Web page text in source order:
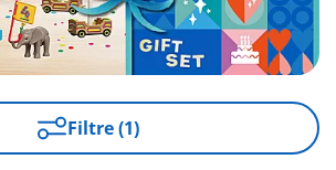
Filtre (1)